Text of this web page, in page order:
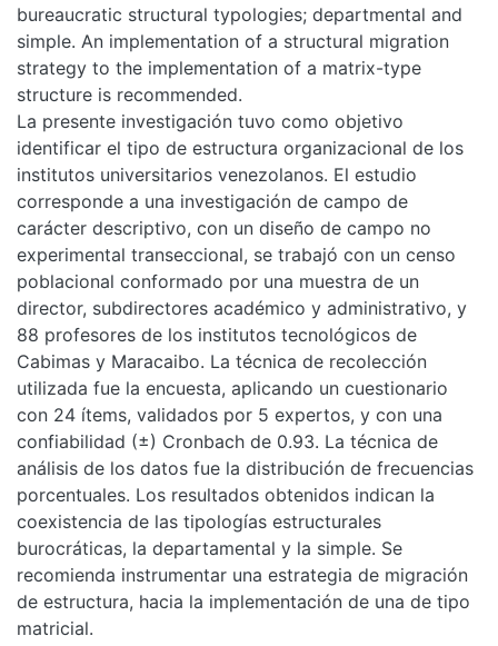
bureaucratic structural typologies; departmental and
simple. An implementation of a structural migration
strategy to the implementation of a matrix-type
structure is recommended.
La presente investigación tuvo como objetivo
identificar el tipo de estructura organizacional de los
institutos universitarios venezolanos. El estudio
corresponde a una investigación de campo de
carácter descriptivo, con un diseño de campo no
experimental transeccional, se trabajó con un censo
poblacional conformado por una muestra de un
director, subdirectores académico y administrativo, y
88 profesores de los institutos tecnológicos de
Cabimas y Maracaibo. La técnica de recolección
utilizada fue la encuesta, aplicando un cuestionario
con 24 ítems, validados por 5 expertos, y con una
confiabilidad (±) Cronbach de 0.93. La técnica de
análisis de los datos fue la distribución de frecuencias
porcentuales. Los resultados obtenidos indican la
coexistencia de las tipologías estructurales
burocráticas, la departamental y la simple. Se
recomienda instrumentar una estrategia de migración
de estructura, hacia la implementación de una de tipo
matricial.